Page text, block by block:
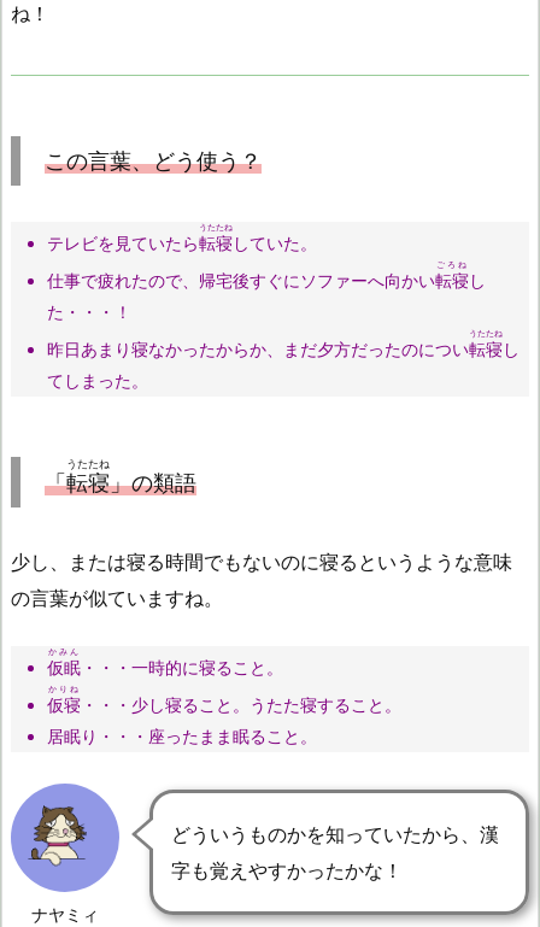
ね！
この言葉、どう使う？
テレビを見ていたら転寝
うたたね
していた。
仕事で疲れたので、帰宅後すぐにソファーへ向かい転寝
ごろね
し
た・・・！
昨日あまり寝なかったからか、まだ夕方だったのについ転寝
うたたね
し
てしまった。
「転寝
うたたね
」の類語
少し、または寝る時間でもないのに寝るというような意味
の言葉が似ていますね。
仮眠
かみん
・・・一時的に寝ること。
仮寝
かりね
・・・少し寝ること。うたた寝すること。
居眠り・・・座ったまま眠ること。
ナヤミィ
どういうものかを知っていたから、漢
字も覚えやすかったかな！